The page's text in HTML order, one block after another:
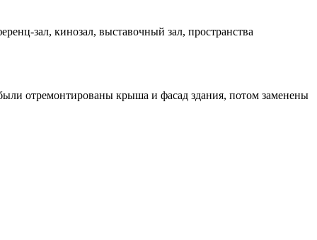
зал, кинозал, выставочный зал, пространства
отремонтированы крыша и фасад здания, потом заменены